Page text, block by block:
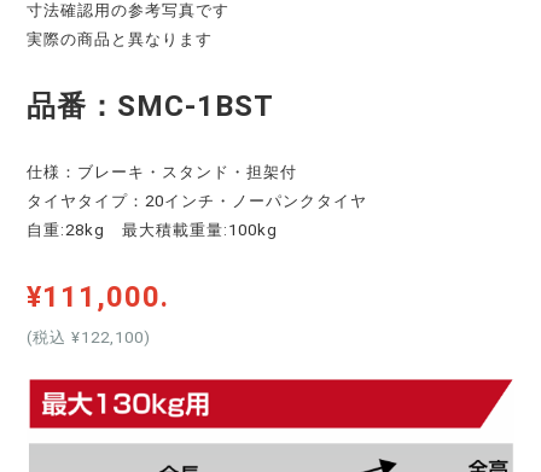
寸法確認用の参考写真です
実際の商品と異なります
品番：SMC-1BST
仕様：ブレーキ・スタンド・担架付
タイヤタイプ：20インチ・ノーパンクタイヤ
自重:28kg 最大積載重量:100kg
¥111,000.
(税込 ¥122,100)